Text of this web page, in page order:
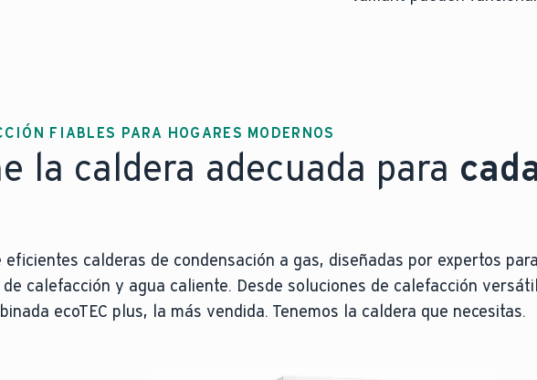
FIABLES PARA HOGARES MODERNOS
la caldera adecuada para
eficientes calderas de condensación a gas, diseñadas por expertos para
calefacción y agua caliente. Desde soluciones de calefacción
ecoTEC plus, la más vendida. Tenemos la caldera que necesitas.